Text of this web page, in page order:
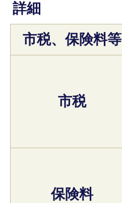
詳細
市税、保険料等
市税
保険料